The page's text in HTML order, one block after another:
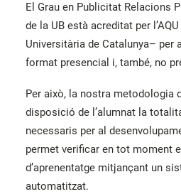
El Grau en Publicitat Relacions
de la UB està acreditat per
Universitària de Catalunya– per
format presencial i, també, no
Per això, la nostra metodologia
disposició de l’alumnat la
necessaris per al
permet verificar en tot moment
d’aprenentatge mitjançant un
automatitzat.